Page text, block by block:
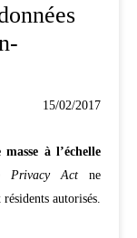
15/02/2017
à l’échelle
Privacy Act ne
autorisés.